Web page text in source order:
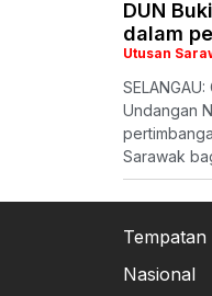
DUN
dalam
Utusan
Undangan
Sarawak
Tempatan
Nasional